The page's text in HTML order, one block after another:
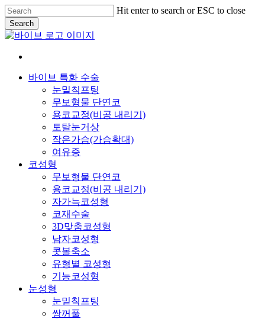
Skip
to
main
content
Hit enter to search or ESC to close
Search
Close
Menu
바이브 특화 수술
눈밑칙프팅
무보형물 단연코
용코교정(비공 내리기)
토탈눈거상
작은가슴(가슴확대)
여유증
코성형
무보형물 단연코
용코교정(비공 내리기)
자가늑코성형
코재수술
3D맞춤코성형
남자코성형
콧볼축소
유형별 코성형
기능코성형
눈성형
눈밑칙프팅
쌍꺼풀